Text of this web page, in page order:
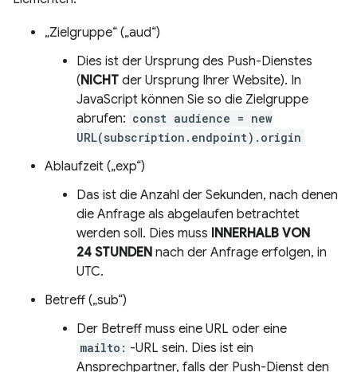
„Zielgruppe“ („aud“)
Dies ist der Ursprung des Push-Dienstes
(NICHT der Ursprung Ihrer Website). In
JavaScript können Sie so die Zielgruppe
abrufen: const audience = new
URL(subscription.endpoint).origin
Ablaufzeit („exp“)
Das ist die Anzahl der Sekunden, nach denen
die Anfrage als abgelaufen betrachtet
werden soll. Dies muss INNERHALB VON
24 STUNDEN nach der Anfrage erfolgen, in
UTC.
Betreff („sub“)
Der Betreff muss eine URL oder eine
mailto: -URL sein. Dies ist ein
Ansprechpartner, falls der Push-Dienst den